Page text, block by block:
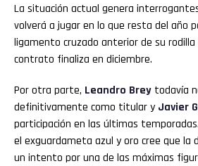
La situación actual genera
volverá a jugar en lo que resta del año
ligamento cruzado anterior de su rodilla
contrato finaliza en diciembre.
Por otra parte, Leandro Brey todavía
definitivamente como titular y Javier
participación en las últimas
el exguardameta azul y oro cree que la
un intento por una de las máximas